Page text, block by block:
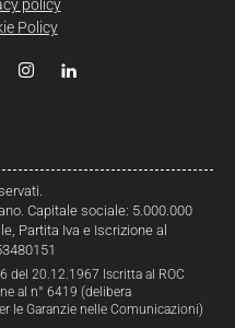
policy
Policy
Capitale sociale: 5.000.000
Partita Iva e Iscrizione al
del 20.12.1967 Iscritta al ROC
al n° 6419 (delibera
le Garanzie nelle Comunicazioni)